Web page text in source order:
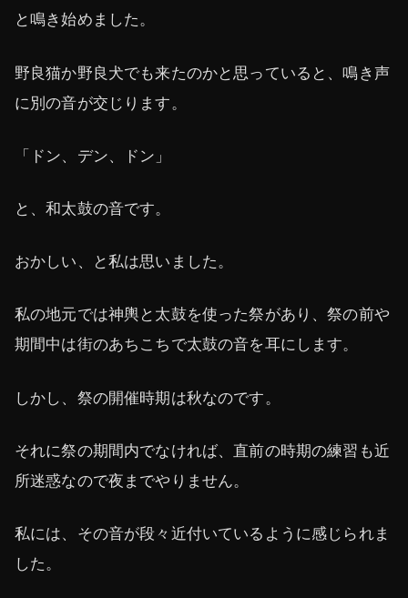
と鳴き始めました。
野良猫か野良犬でも来たのかと思っていると、鳴き声
に別の音が交じります。
「ドン、デン、ドン」
と、和太鼓の音です。
おかしい、と私は思いました。
私の地元では神輿と太鼓を使った祭があり、祭の前や
期間中は街のあちこちで太鼓の音を耳にします。
しかし、祭の開催時期は秋なのです。
それに祭の期間内でなければ、直前の時期の練習も近
所迷惑なので夜までやりません。
私には、その音が段々近付いているように感じられま
した。